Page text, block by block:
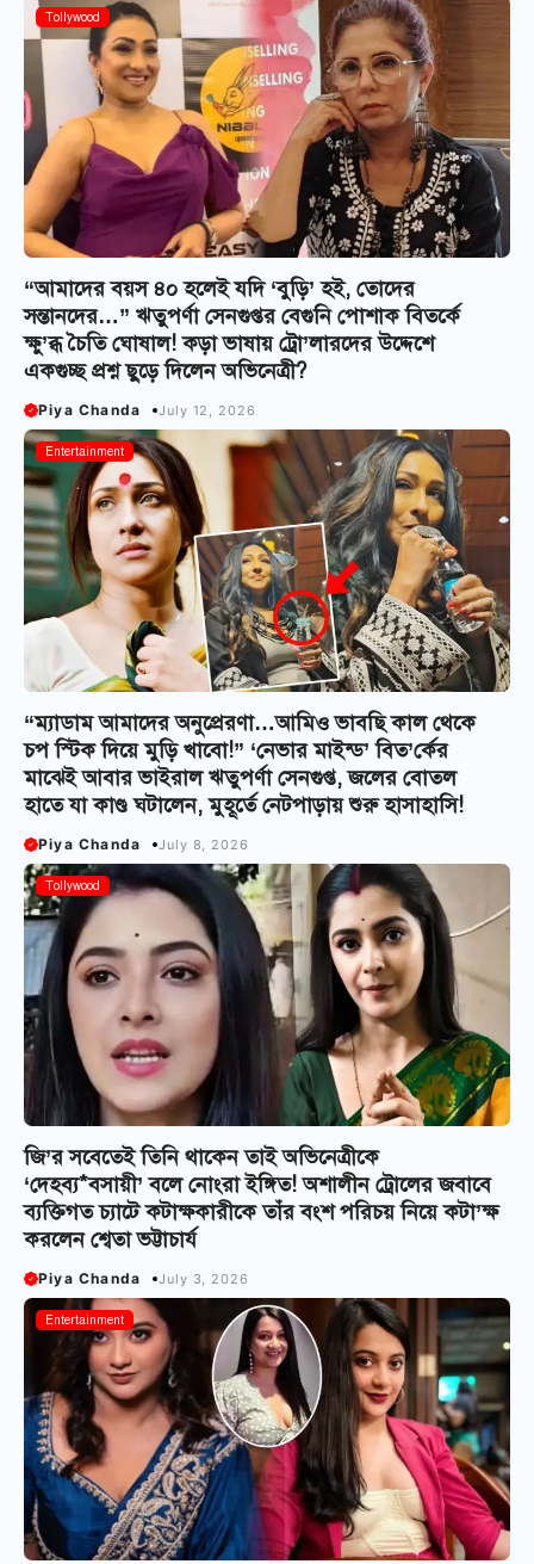
Tollywood
“আমাদের বয়স ৪০ হলেই যদি ‘বুড়ি’ হই, তোদের
সন্তানদের…” ঋতুপর্ণা সেনগুপ্তর বেগুনি পোশাক বিতর্কে
ক্ষু’ব্ধ চৈতি ঘোষাল! কড়া ভাষায় ট্রো’লারদের উদ্দেশে
একগুচ্ছ প্রশ্ন ছুড়ে দিলেন অভিনেত্রী?
Piya Chanda July 12, 2026
Entertainment
“ম্যাডাম আমাদের অনুপ্রেরণা…আমিও ভাবছি কাল থেকে
চপ স্টিক দিয়ে মুড়ি খাবো!” ‘নেভার মাইন্ড’ বিত’র্কের
মাঝেই আবার ভাইরাল ঋতুপর্ণা সেনগুপ্ত, জলের বোতল
হাতে যা কাণ্ড ঘটালেন, মুহূর্তে নেটপাড়ায় শুরু হাসাহাসি!
Piya Chanda July 8, 2026
Tollywood
জি’র সবেতেই তিনি থাকেন তাই অভিনেত্রীকে
‘দেহব্য*বসায়ী’ বলে নোংরা ইঙ্গিত! অশালীন ট্রোলের জবাবে
ব্যক্তিগত চ্যাটে কটাক্ষকারীকে তাঁর বংশ পরিচয় নিয়ে কটা’ক্ষ
করলেন শ্বেতা ভট্টাচার্য
Piya Chanda July 3, 2026
Entertainment